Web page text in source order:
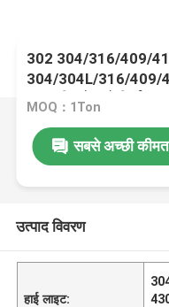
302 304/316/409/
304/304L/316/409/
ज्यादा बिकने वाले
प्रत्यक्ष बिक्री 201
304
MOQ：1Ton
सबसे अच्छी कीमत
उत्पाद विवरण
हाई लाइट: